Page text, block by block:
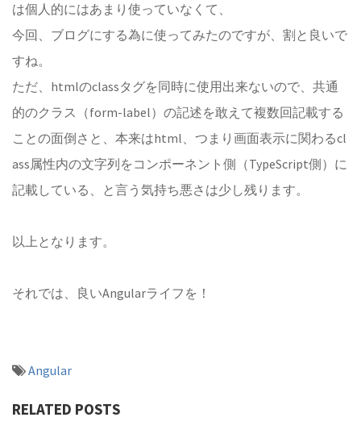
は個人的にはあまり使っていなくて、
今回、ブログにする為に使ってみたのですが、割と良いで
すね。
ただ、htmlのclassタグを同時に使用出来ないので、共通
的のクラス（form-label）の記述を敢えて複数回記載する
ことの面倒さと、本来はhtml、つまり画面表示に関わるcl
ass属性内の文字列をコンポーネント側（TypeScript側）に
記載している、と言う気持ち悪さは少し残ります。
以上となります。
それでは、良いAngularライフを！
Angular
RELATED POSTS